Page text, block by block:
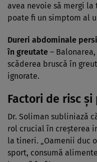
avea nevoie să mergi
poate fi un simptom al
Dureri abdominale
în greutate –
scăderea bruscă în
ignorate.
Factori de risc
Dr. Soliman subliniază
rol crucial în creșterea
la tineri. „Oamenii duc
sport, consumă